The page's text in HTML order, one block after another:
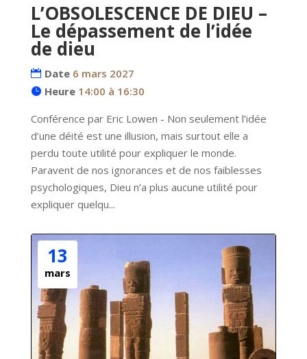
L’OBSOLESCENCE DE DIEU –
Le dépassement de l’idée
de dieu
Date 6 mars 2027
Heure 14:00 à 16:30
Conférence par Eric Lowen - Non seulement l’idée
d’une déité est une illusion, mais surtout elle a
perdu toute utilité pour expliquer le monde.
Paravent de nos ignorances et de nos faiblesses
psychologiques, Dieu n’a plus aucune utilité pour
expliquer quelqu...
13
mars